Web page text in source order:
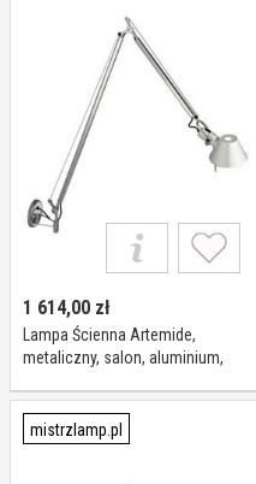
1 614,00 zł
Lampa Ścienna Artemide,
metaliczny, salon, aluminium,
mistrzlamp.pl